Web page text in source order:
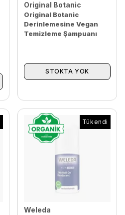
Original Botanic
Original Botanic
Derinlemesine Vegan
Temizleme Şampuanı
STOKTA YOK
Tükendi
Weleda